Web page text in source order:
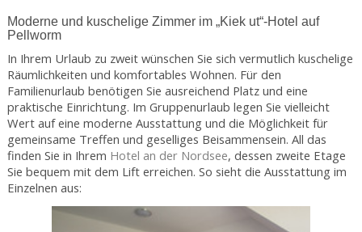
Moderne und kuschelige Zimmer im „Kiek ut“-Hotel auf
Pellworm
In Ihrem Urlaub zu zweit wünschen Sie sich vermutlich kuschelige
Räumlichkeiten und komfortables Wohnen. Für den
Familienurlaub benötigen Sie ausreichend Platz und eine
praktische Einrichtung. Im Gruppenurlaub legen Sie vielleicht
Wert auf eine moderne Ausstattung und die Möglichkeit für
gemeinsame Treffen und geselliges Beisammensein. All das
finden Sie in Ihrem Hotel an der Nordsee, dessen zweite Etage
Sie bequem mit dem Lift erreichen. So sieht die Ausstattung im
Einzelnen aus: